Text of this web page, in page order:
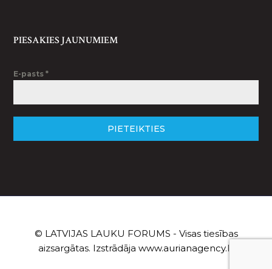
PIESAKIES JAUNUMIEM
E-pasts*
PIETEIKTIES
© LATVIJAS LAUKU FORUMS - Visas tiesības
aizsargātas. Izstrādāja www.aurianagency.lv